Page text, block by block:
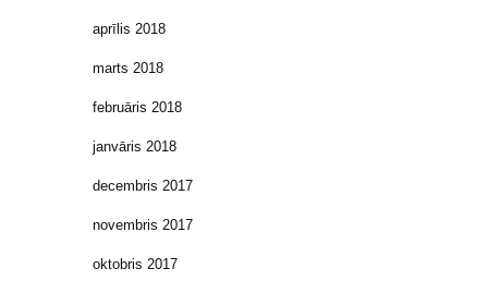
aprīlis 2018
marts 2018
februāris 2018
janvāris 2018
decembris 2017
novembris 2017
oktobris 2017